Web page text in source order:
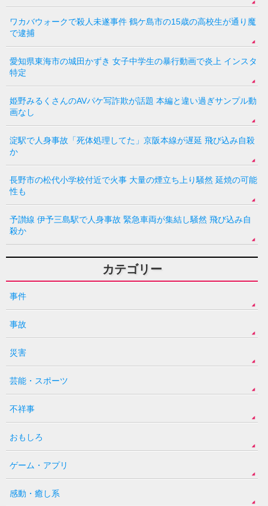
ワカバウォークで殺人未遂事件 鶴ケ島市の15歳の高校生が通り魔
で逮捕
愛知県東海市の城田かずき 女子中学生の暴行動画で炎上 インスタ
特定
姫野みるくさんのAVパケ写詐欺が話題 本編と違い過ぎサンプル動
画なし
淀駅で人身事故「死体処理してた」京阪本線が遅延 飛び込み自殺
か
長野市の松代小学校付近で火事 大量の煙立ち上り騒然 延焼の可能
性も
予讃線 伊予三島駅で人身事故 緊急車両が集結し騒然 飛び込み自
殺か
カテゴリー
事件
事故
災害
芸能・スポーツ
不祥事
おもしろ
ゲーム・アプリ
感動・癒し系